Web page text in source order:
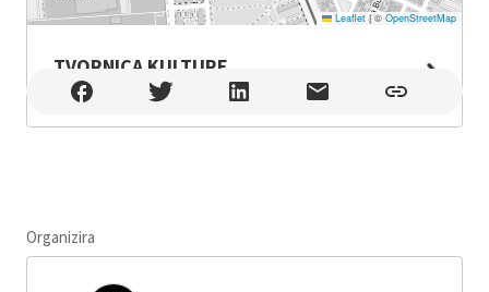
Leaflet |© OpenStreetMap
TVORNICA KULTURE
TVORNICA KULTURE , Zagreb
Organizira